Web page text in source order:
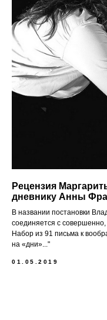
Рецензия
дневнику Анны
В названии постановки
соединяется с
Набор из 91 письма к
на «дни»..."
01.05.2019